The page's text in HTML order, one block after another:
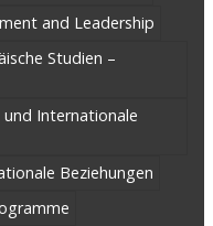
and Leadership
Studien –
Internationale
Beziehungen